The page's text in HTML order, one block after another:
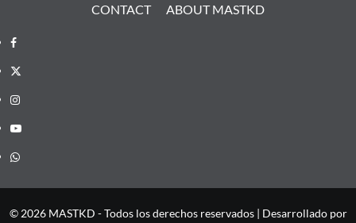
CONTACT ABOUT MASTKD
Facebook
X
Instagram
YouTube
Whatsapp